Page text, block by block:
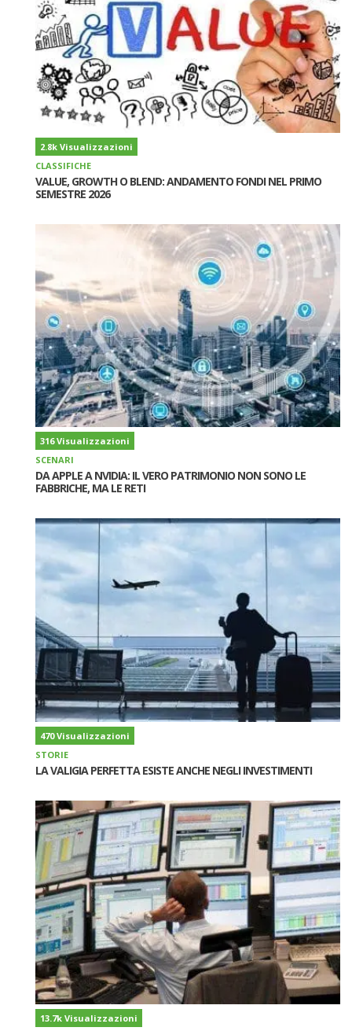
2.8k Visualizzazioni
CLASSIFICHE
VALUE, GROWTH O BLEND: ANDAMENTO FONDI NEL PRIMO
SEMESTRE 2026
316 Visualizzazioni
SCENARI
DA APPLE A NVIDIA: IL VERO PATRIMONIO NON SONO LE
FABBRICHE, MA LE RETI
470 Visualizzazioni
STORIE
LA VALIGIA PERFETTA ESISTE ANCHE NEGLI INVESTIMENTI
13.7k Visualizzazioni